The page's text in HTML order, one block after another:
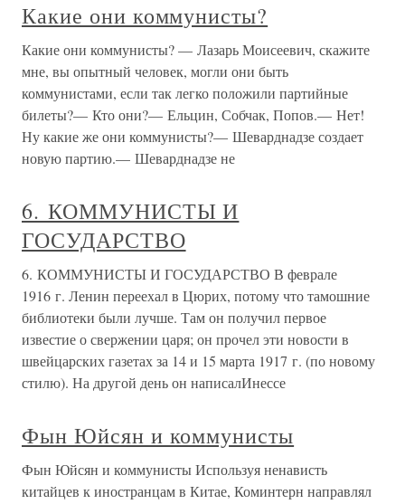
Какие они коммунисты?
Какие они коммунисты? — Лазарь Моисеевич, скажите
мне, вы опытный человек, могли они быть
коммунистами, если так легко положили партийные
билеты?— Кто они?— Ельцин, Собчак, Попов.— Нет!
Ну какие же они коммунисты?— Шеварднадзе создает
новую партию.— Шеварднадзе не
6. КОММУНИСТЫ И
ГОСУДАРСТВО
6. КОММУНИСТЫ И ГОСУДАРСТВО В феврале
1916 г. Ленин переехал в Цюрих, потому что тамошние
библиотеки были лучше. Там он получил первое
известие о свержении царя; он прочел эти новости в
швейцарских газетах за 14 и 15 марта 1917 г. (по новому
стилю). На другой день он написалИнессе
Фын Юйсян и коммунисты
Фын Юйсян и коммунисты Используя ненависть
китайцев к иностранцам в Китае, Коминтерн направлял